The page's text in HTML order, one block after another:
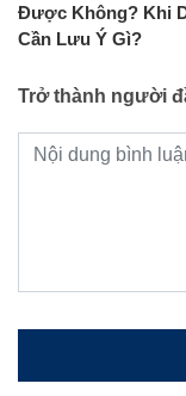
Được Không? Khi
Cần Lưu Ý Gì?
Trở thành người